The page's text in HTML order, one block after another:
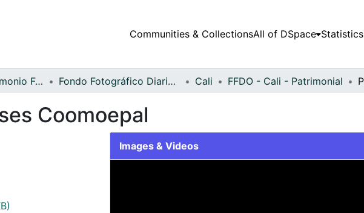
Communities & CollectionsAll of DSpace Statistics
Archivo del Patrimonio Fotográfico y Fílmico del Valle del Cauca Fondo Fotográfico Diario Occidente Cali FFDO - Cali - Patrimonial
Coomoepal
Images & Videos